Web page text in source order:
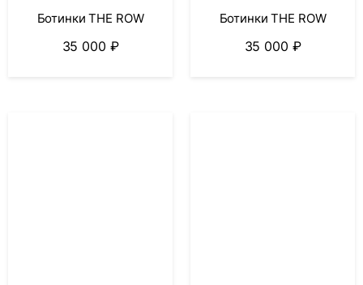
Ботинки THE ROW
35 000 ₽
Ботинки THE ROW
35 000 ₽